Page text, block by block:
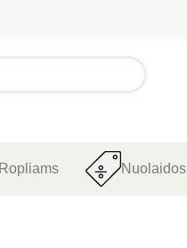
Ropliams Nuolaidos